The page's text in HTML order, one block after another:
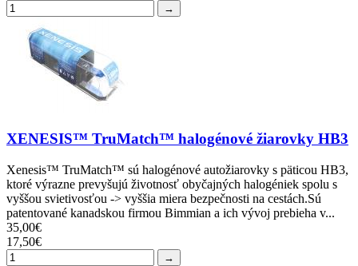
→
XENESIS™ TruMatch™ halogénové žiarovky HB3
Xenesis™ TruMatch™ sú halogénové autožiarovky s päticou HB3,
ktoré výrazne prevyšujú životnosť obyčajných halogéniek spolu s
vyššou svietivosťou -> vyššia miera bezpečnosti na cestách.Sú
patentované kanadskou firmou Bimmian a ich vývoj prebieha v...
35,00€
17,50€
→